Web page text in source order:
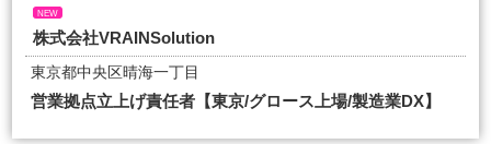
NEW
株式会社VRAINSolution
東京都中央区晴海一丁目
営業拠点立上げ責任者【東京/グロース上場/製造業DX】